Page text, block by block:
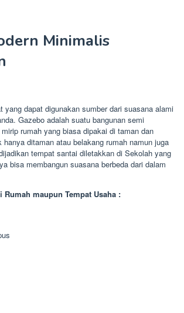
Minimalis
yang dapat digunakan sumber dari suasana alami
Gazebo adalah suatu bangunan semi
rumah yang biasa dipakai di taman dan
ditaman atau belakang rumah namun juga
tempat santai diletakkan di Sekolah yang
bisa membangun suasana berbeda dari dalam
Rumah maupun Tempat Usaha :